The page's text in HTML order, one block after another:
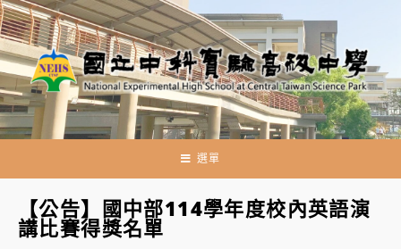
跳
轉
至
主
要
內
選單
【公告】國中部114學年度校內英語演
講比賽得獎名單